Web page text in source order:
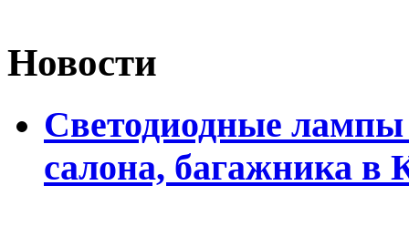
Новости
Светодиодные лампы
салона, багажника в